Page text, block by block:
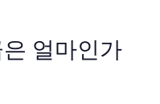
얼마인가